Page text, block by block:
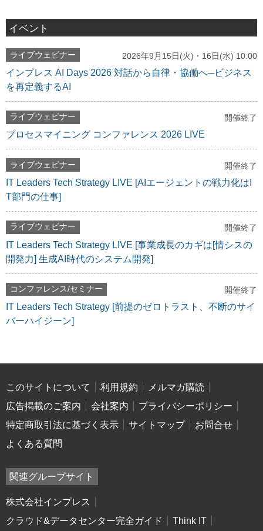
イベント
ライブウェビナー 2026年9月15日(火)・16日(水) 10:00
インプレス AI Days 2026 対話から自律・協働へ─ビジネス
を再定義するAI
ライブウェビナー 開催終了
プロセスマイニング コンファレンス 2026 LIVE
ライブウェビナー 開催終了
IT Leaders Tech Strategy LIVE [AIエージェントの戦力化はI
T部門の仕事]
ライブウェビナー 開催終了
IT Leaders Tech Strategy LIVE [事業成長のカギは[情シスの
開発力] 生成AI時代のシステム開発]
コンファレンス/セミナー 開催終了
IT Leaders Tech Strategy [前提のゼロトラスト、不断のサイ
バーハイジーン]
このサイトについて 利用規約
メルマガ購読
広告掲載のご案内
会社案内
プライバシーポリシー
特定商取引法に基づく表示
サイトマップ
お問合せ
よくある質問
関連グループサイト
株式会社インプレス
クラウド&データセンター完全ガイド
Think IT